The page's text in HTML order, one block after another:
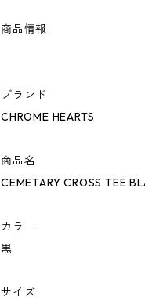
商品情報
ブランド
CHROME HEARTS
商品名
CEMETARY CROSS TEE
カラー
黒
サイズ